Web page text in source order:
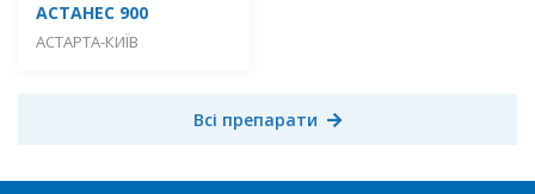
АСТАНЕС 900
АСТАРТА-КИЇВ
Всі препарати